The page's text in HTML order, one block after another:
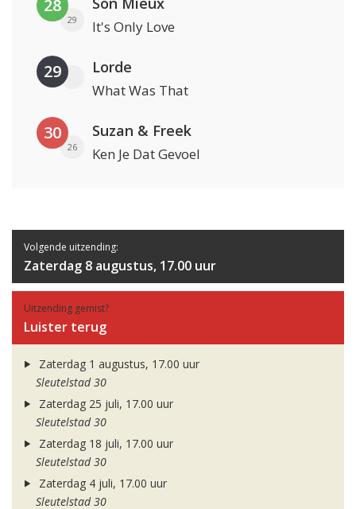
28
29 It's Only Love
29 Lorde
What Was That
30
26
Suzan & Freek
Ken Je Dat Gevoel
Volgende uitzending:
Zaterdag 8 augustus, 17.00 uur
Uitzending gemist?
Luister terug
Zaterdag 1 augustus, 17.00 uur
Sleutelstad 30
Zaterdag 25 juli, 17.00 uur
Sleutelstad 30
Zaterdag 18 juli, 17.00 uur
Sleutelstad 30
Zaterdag 4 juli, 17.00 uur
Sleutelstad 30